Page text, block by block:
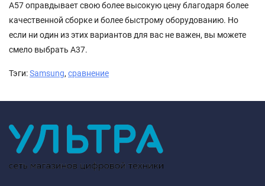
A57 оправдывает свою более высокую цену благодаря более
качественной сборке и более быстрому оборудованию. Но
если ни один из этих вариантов для вас не важен, вы можете
смело выбрать A37.
Тэги:Samsung, сравнение